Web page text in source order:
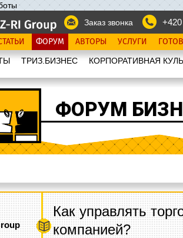
Заказ звонка
ФОРУМ АВТОРЫ УСЛУГИ
ТРИЗ.БИЗНЕС КОРПОРАТИВНАЯ
ФОРУМ
Как управлять
компанией?